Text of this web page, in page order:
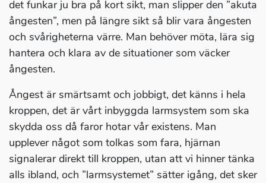
det funkar ju bra på kort sikt, man slipper den ”akuta
ångesten”, men på längre sikt så blir vara ångesten
och svårigheterna värre. Man behöver möta, lära sig
hantera och klara av de situationer som väcker
ångesten.
Ångest är smärtsamt och jobbigt, det känns i hela
kroppen, det är vårt inbyggda larmsystem som ska
skydda oss då faror hotar vår existens. Man
upplever något som tolkas som fara, hjärnan
signalerar direkt till kroppen, utan att vi hinner tänka
alls ibland, och ”larmsystemet” sätter igång, det sker